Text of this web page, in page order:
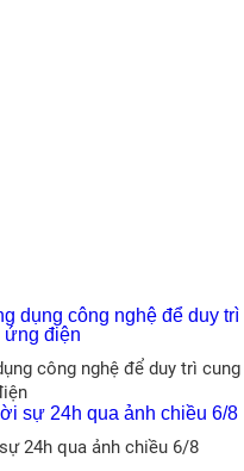
công nghệ để duy trì cung
24h qua ảnh chiều 6/8